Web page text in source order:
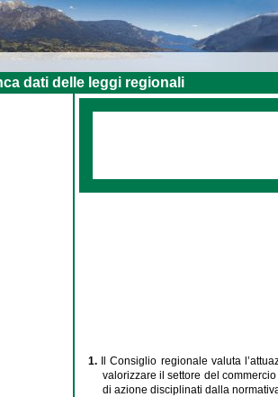
dati delle leggi regionali
1.
Il Consiglio regionale valuta
valorizzare il settore del
di azione disciplinati dalla